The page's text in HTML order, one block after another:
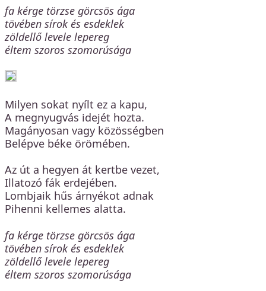
fa kérge törzse görcsös ága
tövében sírok és esdeklek
zöldellő levele lepereg
éltem szoros szomorúsága
Milyen sokat nyílt ez a kapu,
A megnyugvás idejét hozta.
Magányosan vagy közösségben
Belépve béke örömében.
Az út a hegyen át kertbe vezet,
Illatozó fák erdejében.
Lombjaik hűs árnyékot adnak
Pihenni kellemes alatta.
fa kérge törzse görcsös ága
tövében sírok és esdeklek
zöldellő levele lepereg
éltem szoros szomorúsága